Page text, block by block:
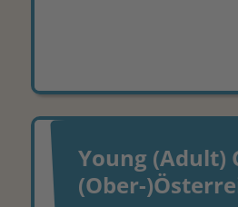
Young (Adult)
(Ober-